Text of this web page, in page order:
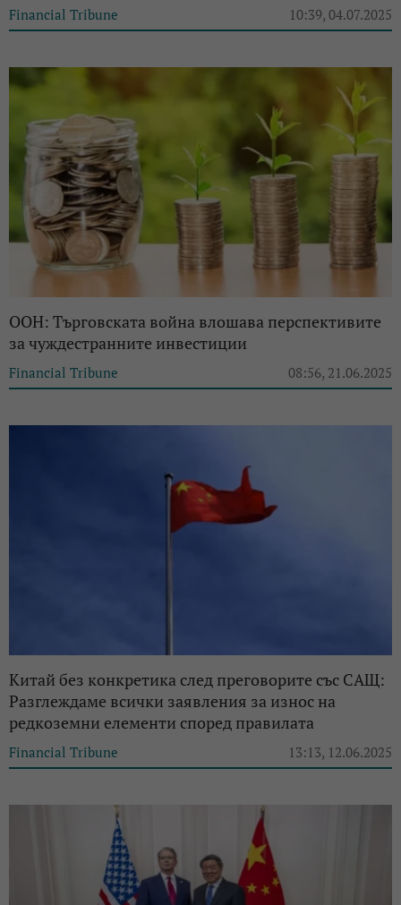
Financial Tribune 10:39, 04.07.2025
ООН: Търговската война влошава перспективите
за чуждестранните инвестиции
Financial Tribune 08:56, 21.06.2025
Китай без конкретика след преговорите със САЩ:
Разглеждаме всички заявления за износ на
редкоземни елементи според правилата
Financial Tribune 13:13, 12.06.2025